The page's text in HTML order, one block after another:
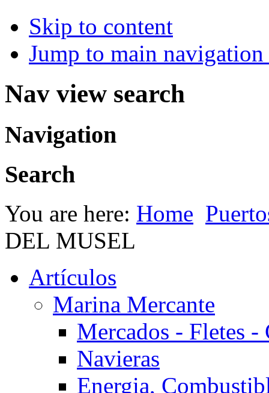
Skip to content
Jump to main
Nav view search
Navigation
Search
You are here: Home
DEL MUSEL
Artículos
Marina Mercante
Mercados - Fletes -
Navieras
Energia,